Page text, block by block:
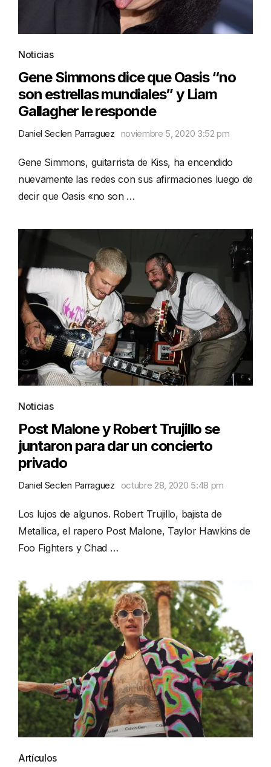
Noticias
Gene Simmons dice que Oasis “no
son estrellas mundiales” y Liam
Gallagher le responde
Daniel Seclen Parraguez noviembre 5, 2020 3:52 pm
Gene Simmons, guitarrista de Kiss, ha encendido
nuevamente las redes con sus afirmaciones luego de
decir que Oasis «no son …
Noticias
Post Malone y Robert Trujillo se
juntaron para dar un concierto
privado
Daniel Seclen Parraguez octubre 28, 2020 5:48 pm
Los lujos de algunos. Robert Trujillo, bajista de
Metallica, el rapero Post Malone, Taylor Hawkins de
Foo Fighters y Chad …
Artículos